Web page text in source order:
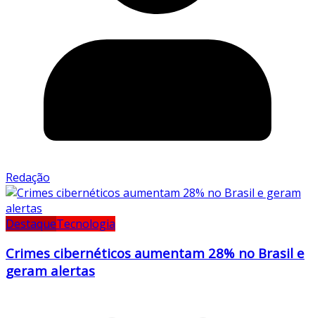
Redação
DestaqueTecnologia
Crimes cibernéticos aumentam 28% no Brasil e
geram alertas